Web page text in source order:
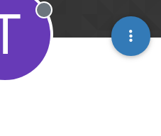
Offline